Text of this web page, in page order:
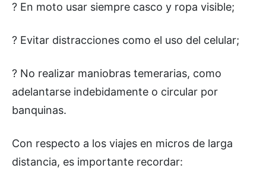
? En moto usar siempre casco y ropa visible;
? Evitar distracciones como el uso del celular;
? No realizar maniobras temerarias, como
adelantarse indebidamente o circular por
banquinas.
Con respecto a los viajes en micros de larga
distancia, es importante recordar: